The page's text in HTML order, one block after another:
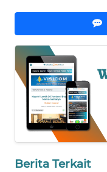
Berita Terkait
WN
WN
NTT
WN
KEPRI
WN
PAPUA